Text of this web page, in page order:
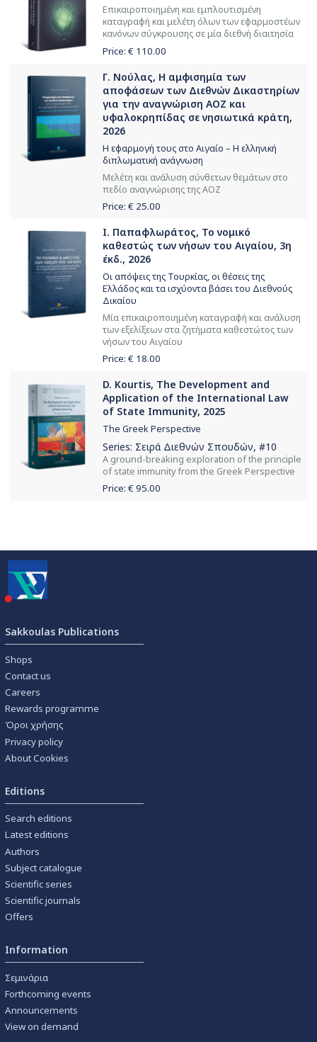
Επικαιροποιημένη και εμπλουτισμένη
καταγραφή και μελέτη όλων των εφαρμοστέων
κανόνων σύγκρουσης σε μία διεθνή διαιτησία
Price: € 110.00
Γ. Νούλας, Η αμφισημία των
αποφάσεων των Διεθνών Δικαστηρίων
για την αναγνώριση ΑΟΖ και
υφαλοκρηπίδας σε νησιωτικά κράτη,
2026
Η εφαρμογή τους στο Αιγαίο – Η ελληνική
διπλωματική ανάγνωση
Μελέτη και ανάλυση σύνθετων θεμάτων στο
πεδίο αναγνώρισης της ΑΟΖ
Price: € 25.00
Ι. Παπαφλωράτος, Το νομικό
καθεστώς των νήσων του Αιγαίου, 3η
έκδ., 2026
Οι απόψεις της Τουρκίας, οι θέσεις της
Ελλάδος και τα ισχύοντα βάσει του Διεθνούς
Δικαίου
Μία επικαιροποιημένη καταγραφή και ανάλυση
των εξελίξεων στα ζητήματα καθεστώτος των
νήσων του Αιγαίου
Price: € 18.00
D. Kourtis, The Development and
Application of the International Law
of State Immunity, 2025
The Greek Perspective
Series: Σειρά Διεθνών Σπουδών, #10
Α ground-breaking exploration of the principle
of state immunity from the Greek Perspective
Price: € 95.00
Sakkoulas Publications
Shops
Contact us
Careers
Rewards programme
Όροι χρήσης
Privacy policy
About Cookies
Editions
Search editions
Latest editions
Authors
Subject catalogue
Scientific series
Scientific journals
Offers
Information
Σεμινάρια
Forthcoming events
Announcements
View on demand